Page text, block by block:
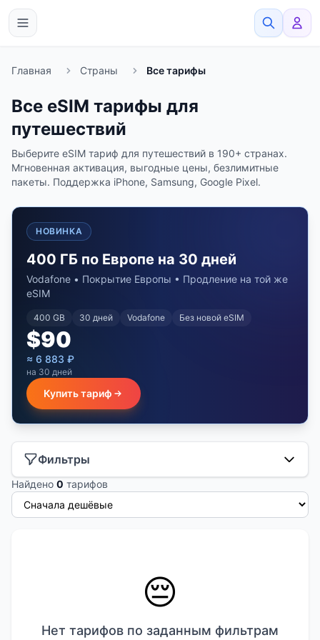
Главная Страны Все тарифы
Все eSIM тарифы для
путешествий
Выберите eSIM тариф для путешествий в 190+ странах.
Мгновенная активация, выгодные цены, безлимитные
пакеты. Поддержка iPhone, Samsung, Google Pixel.
НОВИНКА
400 ГБ по Европе на 30 дней
Vodafone • Покрытие Европы • Продление на той же
eSIM
400 GB 30 дней Vodafone Без новой eSIM
$90
≈ 6 883 ₽
на 30 дней
Купить тариф
Фильтры
Найдено 0 тарифов
😔
Нет тарифов по заданным фильтрам